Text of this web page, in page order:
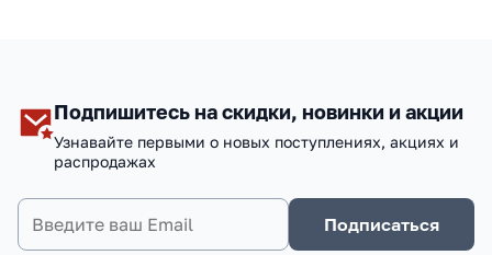
Подпишитесь на скидки, новинки и акции
Узнавайте первыми о новых поступлениях, акциях и
распродажах
Подписаться